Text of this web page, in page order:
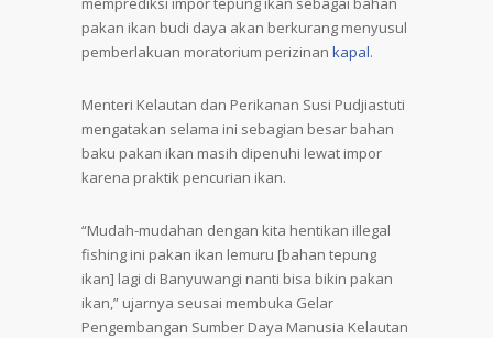
pakan ikan budi daya akan berkurang menyusul
pemberlakuan moratorium perizinan kapal.
Menteri Kelautan dan Perikanan Susi Pudjiastuti
mengatakan selama ini sebagian besar bahan
baku pakan ikan masih dipenuhi lewat impor
karena praktik pencurian ikan.
“Mudah-mudahan dengan kita hentikan illegal
fishing ini pakan ikan lemuru [bahan tepung
ikan] lagi di Banyuwangi nanti bisa bikin pakan
ikan,” ujarnya seusai membuka Gelar
Pengembangan Sumber Daya Manusia Kelautan